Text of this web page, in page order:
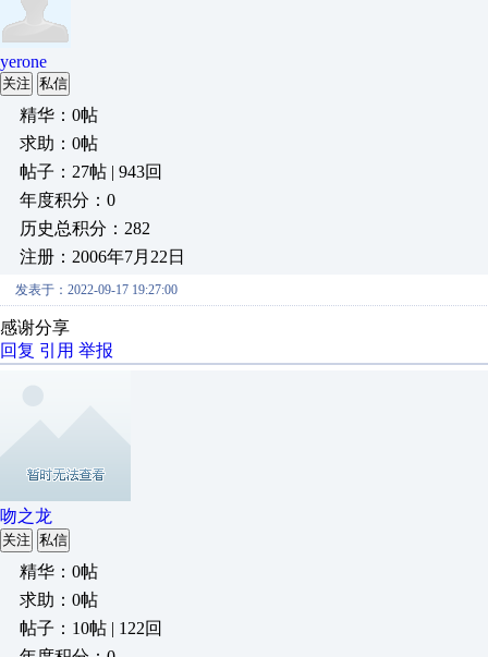
yerone
关注 私信
精华：0帖
求助：0帖
帖子：27帖 | 943回
年度积分：0
历史总积分：282
注册：2006年7月22日
发表于：2022-09-17 19:27:00
感谢分享
回复 引用 举报
吻之龙
关注 私信
精华：0帖
求助：0帖
帖子：10帖 | 122回